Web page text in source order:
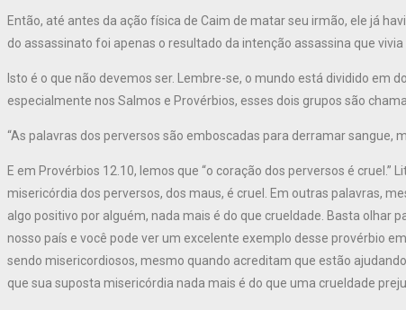
Então, até antes da ação física de Caim de matar seu irmão, ele já
do assassinato foi apenas o resultado da intenção assassina que vivia
Isto é o que não devemos ser. Lembre-se, o mundo está dividido em
especialmente nos Salmos e Provérbios, esses dois grupos são
“As palavras dos perversos são emboscadas para derramar sangue,
E em Provérbios 12.10, lemos que “o coração dos perversos é
misericórdia dos perversos, dos maus, é cruel. Em outras palavras,
algo positivo por alguém, nada mais é do que crueldade. Basta olhar
nosso país e você pode ver um excelente exemplo desse provérbio
sendo misericordiosos, mesmo quando acreditam que estão
que sua suposta misericórdia nada mais é do que uma crueldade